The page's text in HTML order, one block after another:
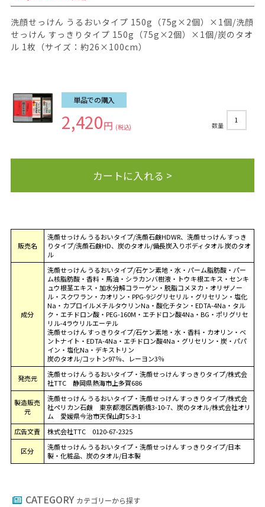
洗顔せっけん うるおいタイプ 150g（75g×2個）×1個/洗顔
せっけん すっきりタイプ 150g（75g×2個）×1個/炭のタオ
ル 1枚（サイズ：約26×100cm）
単品での購入
2,420円 (税込) 数量
1
カートに入れる >
販売名
洗顔せっけん うるおいタイプ/洗顔石鹸HDWR、洗顔せっけん すっき
りタイプ/洗顔石鹸HD、炭のタオル/備長炭入りボディタオル 炭のタオ
ル
成分
洗顔せっけん うるおいタイプ/石ケン素地・水・パーム脂肪酸・パー
ム核脂肪酸・香料・馬油・シラカンバ樹液・トウキ根エキス・センキ
ュウ根茎エキス・加水分解コラーゲン・脱脂コメヌカ・オリザノー
ル・スクワラン・カオリン・PPG-9ジグリセリル・グリセリン・塩化
Na・カプロイルメチルタウリンNa・酸化チタン・EDTA-4Na・タル
ク・エチドロン酸・PEG-160M・エチドロン酸4Na・BG・ポリグリセ
リル-4ラウリルエーテル
洗顔せっけん すっきりタイプ/石ケン素地・水・香料・カオリン・ベ
ントナイト・EDTA-4Na・エチドロン酸4Na・グリセリン・炭・パパ
イン・塩化Na・デキストリン
炭のタオル/コットン97％、レーヨン3％
発売元
洗顔せっけん うるおいタイプ・洗顔せっけん すっきりタイプ/株式会
社TTC 静岡県熱海市上多賀686
製造販売
元
洗顔せっけん うるおいタイプ・洗顔せっけん すっきりタイプ/株式会
社ペリカン石鹸 東京都港区西新橋3-10-7、炭のタオル/株式会社オリ
ム 愛媛県今治市天保山町5-3-1
広告文責
株式会社TTC 0120-67-2325
区分
洗顔せっけん うるおいタイプ・洗顔せっけん すっきりタイプ/日本
製・化粧品、炭のタオル/日本製
CATEGORY カテゴリーから探す